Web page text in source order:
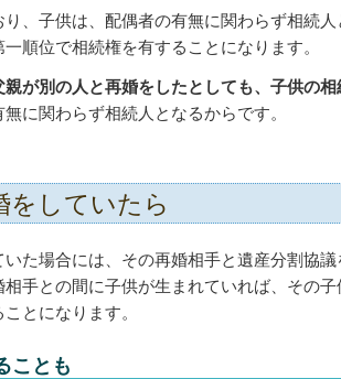
、子供は、配偶者の有無に関わらず相続人
順位で相続権を有することになります。
親が別の人と再婚をしたとしても、子供の相
に関わらず相続人となるからです。
をしていたら
た場合には、その再婚相手と遺産分割協議
手との間に子供が生まれていれば、その子
とになります。
ことも